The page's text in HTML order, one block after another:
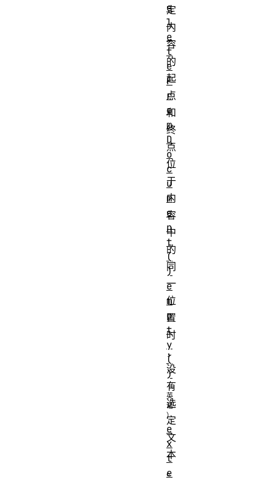
定
内
容
的
起
点
和
终
点
位
于
内
容
中
的
同
一
位
置
时
，
没
有
选
定
文
本
。
e
l
e
t
e
F
r
o
m
D
o
c
u
m
e
n
t
(
)
e
m
p
t
y
(
)
e
x
t
e